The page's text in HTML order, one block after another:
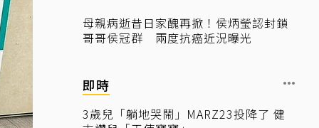
母親病逝昔日家醜再掀！侯炳瑩認封鎖
哥哥侯冠群 兩度抗癌近況曝光
即時
3歲兒「躺地哭鬧」MARZ23投降了 健